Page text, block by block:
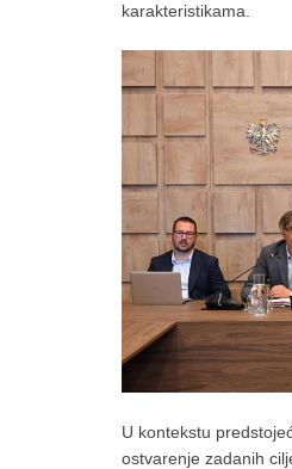
karakteristikama.
U kontekstu
ostvarenje zadanih